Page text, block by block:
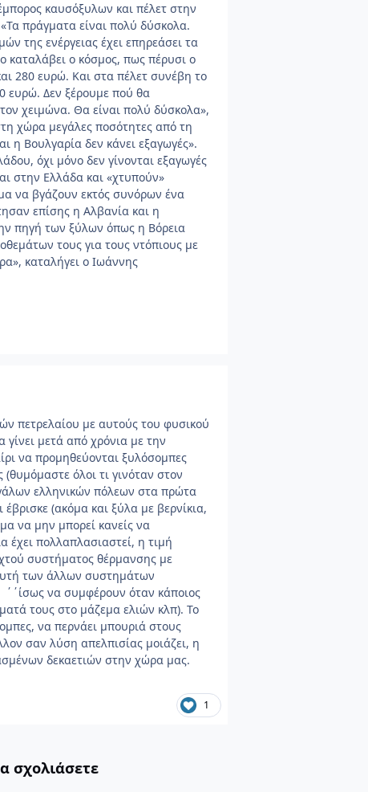
καυσόξυλων και πέλετ στην
πράγματα είναι πολύ δύσκολα.
της ενέργειας έχει επηρεάσει τα
καταλάβει ο κόσμος, πως πέρυσι ο
280 ευρώ. Και στα πέλετ συνέβη το
ευρώ. Δεν ξέρουμε πού θα
χειμώνα. Θα είναι πολύ δύσκολα»,
χώρα μεγάλες ποσότητες από τη
η Βουλγαρία δεν κάνει εξαγωγές».
όχι μόνο δεν γίνονται εξαγωγές
στην Ελλάδα και «χτυπούν»
να βγάζουν εκτός συνόρων ένα
επίσης η Αλβανία και η
πηγή των ξύλων όπως η Βόρεια
τους για τους ντόπιους με
καταλήγει ο Ιωάννης
πετρελαίου με αυτούς του φυσικού
μετά από χρόνια με την
να προμηθεύονται ξυλόσομπες
όλοι τι γινόταν στον
ελληνικών πόλεων στα πρώτα
(ακόμα και ξύλα με βερνίκια,
να μην μπορεί κανείς να
πολλαπλασιαστεί, η τιμή
συστήματος θέρμανσης με
των άλλων συστημάτων
΄΄ίσως να συμφέρουν όταν κάποιος
τους στο μάζεμα ελιών κλπ). Το
να περνάει μπουριά στους
σαν λύση απελπισίας μοιάζει, η
δεκαετιών στην χώρα μας.
1
σχολιάσετε